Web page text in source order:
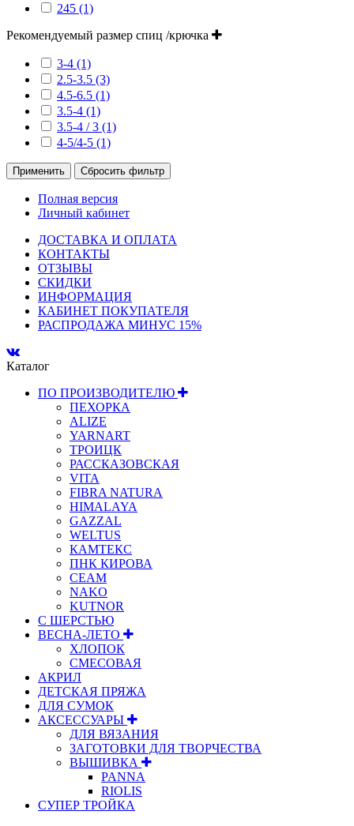
245 (1)
Рекомендуемый размер спиц /крючка
3-4 (1)
2.5-3.5 (3)
4.5-6.5 (1)
3.5-4 (1)
3.5-4 / 3 (1)
4-5/4-5 (1)
Применить Сбросить фильтр
Полная версия
Личный кабинет
ДОСТАВКА И ОПЛАТА
КОНТАКТЫ
ОТЗЫВЫ
СКИДКИ
ИНФОРМАЦИЯ
КАБИНЕТ ПОКУПАТЕЛЯ
РАСПРОДАЖА МИНУС 15%
Каталог
ПО ПРОИЗВОДИТЕЛЮ
ПЕХОРКА
ALIZE
YARNART
ТРОИЦК
РАССКАЗОВСКАЯ
VITA
FIBRA NATURA
HIMALAYA
GAZZAL
WELTUS
КАМТЕКС
ПНК КИРОВА
СЕАМ
NAKO
KUTNOR
С ШЕРСТЬЮ
ВЕСНА-ЛЕТО
ХЛОПОК
СМЕСОВАЯ
АКРИЛ
ДЕТСКАЯ ПРЯЖА
ДЛЯ СУМОК
АКСЕССУАРЫ
ДЛЯ ВЯЗАНИЯ
ЗАГОТОВКИ ДЛЯ ТВОРЧЕСТВА
ВЫШИВКА
PANNA
RIOLIS
СУПЕР ТРОЙКА